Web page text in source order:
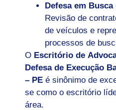
Defesa em Busca
Revisão de
de veículos e
processos de
O Escritório de
Defesa de Execução
– PE é sinônimo de
se como o escritório
área.